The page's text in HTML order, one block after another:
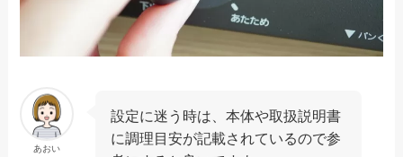
あおい
設定に迷う時は、本体や取扱説明書
に調理目安が記載されているので参